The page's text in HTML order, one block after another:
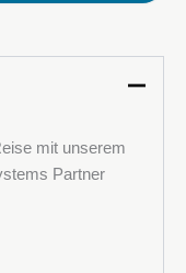
mit unserem
Partner